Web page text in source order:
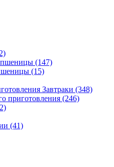
пшеницы (147)
(15)
Завтраки (348)
приготовления (246)
(41)